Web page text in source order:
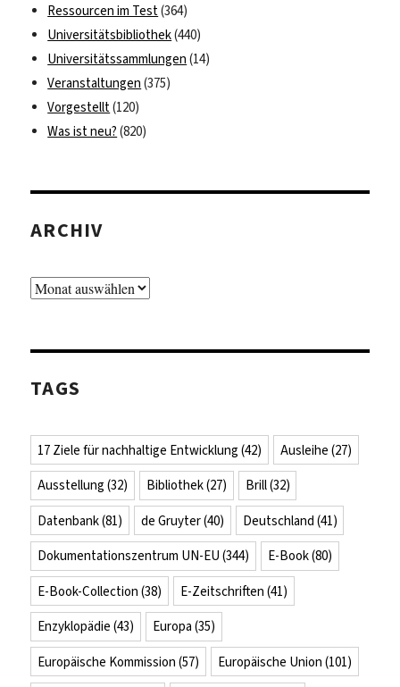
Ressourcen im Test(364)
Universitätsbibliothek(440)
Universitätssammlungen (14)
Veranstaltungen (375)
Vorgestellt(120)
Was ist neu? (820)
ARCHIV
Archiv
TAGS
17 Ziele für nachhaltige Entwicklung (42) Ausleihe (27)
Ausstellung (32) Bibliothek(27) Brill(32)
Datenbank(81) de Gruyter(40) Deutschland (41)
Dokumentationszentrum UN-EU (344) E-Book(80)
E-Book-Collection (38) E-Zeitschriften (41)
Enzyklopädie (43) Europa (35)
Europäische Kommission (57) Europäische Union (101)